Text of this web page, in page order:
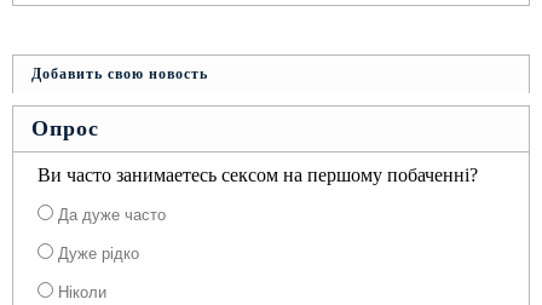
Добавить свою новость
Опрос
Ви часто занимаетесь сексом на першому побаченні?
Да дуже часто
Дуже рідко
Ніколи